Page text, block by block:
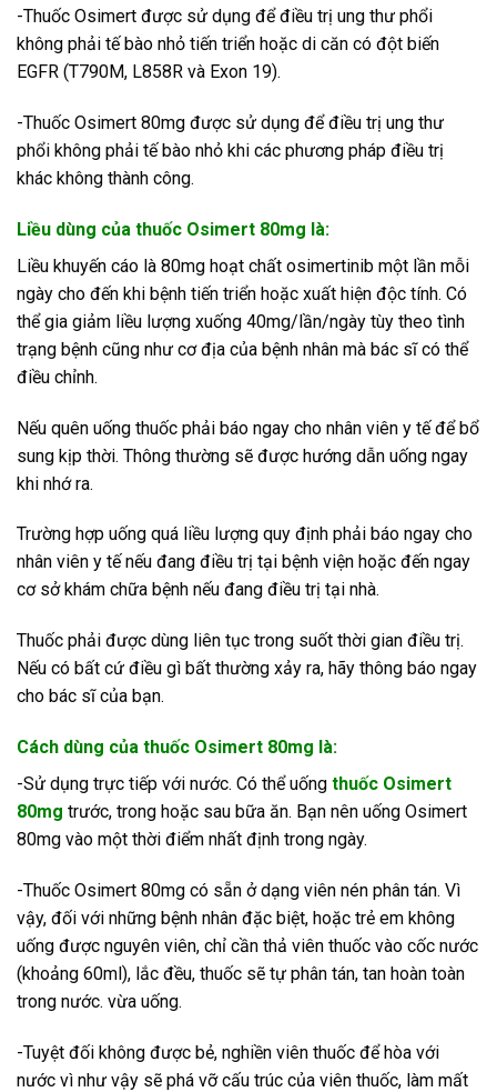
-Thuốc Osimert được sử dụng để điều trị ung thư phổi
không phải tế bào nhỏ tiến triển hoặc di căn có đột biến
EGFR (T790M, L858R và Exon 19).
-Thuốc Osimert 80mg được sử dụng để điều trị ung thư
phổi không phải tế bào nhỏ khi các phương pháp điều trị
khác không thành công.
Liều dùng của thuốc Osimert 80mg là:
Liều khuyến cáo là 80mg hoạt chất osimertinib một lần mỗi
ngày cho đến khi bệnh tiến triển hoặc xuất hiện độc tính. Có
thể gia giảm liều lượng xuống 40mg/lần/ngày tùy theo tình
trạng bệnh cũng như cơ địa của bệnh nhân mà bác sĩ có thể
điều chỉnh.
Nếu quên uống thuốc phải báo ngay cho nhân viên y tế để bổ
sung kịp thời. Thông thường sẽ được hướng dẫn uống ngay
khi nhớ ra.
Trường hợp uống quá liều lượng quy định phải báo ngay cho
nhân viên y tế nếu đang điều trị tại bệnh viện hoặc đến ngay
cơ sở khám chữa bệnh nếu đang điều trị tại nhà.
Thuốc phải được dùng liên tục trong suốt thời gian điều trị.
Nếu có bất cứ điều gì bất thường xảy ra, hãy thông báo ngay
cho bác sĩ của bạn.
Cách dùng của thuốc Osimert 80mg là:
-Sử dụng trực tiếp với nước. Có thể uống thuốc Osimert
80mg trước, trong hoặc sau bữa ăn. Bạn nên uống Osimert
80mg vào một thời điểm nhất định trong ngày.
-Thuốc Osimert 80mg có sẵn ở dạng viên nén phân tán. Vì
vậy, đối với những bệnh nhân đặc biệt, hoặc trẻ em không
uống được nguyên viên, chỉ cần thả viên thuốc vào cốc nước
(khoảng 60ml), lắc đều, thuốc sẽ tự phân tán, tan hoàn toàn
trong nước. vừa uống.
-Tuyệt đối không được bẻ, nghiền viên thuốc để hòa với
nước vì như vậy sẽ phá vỡ cấu trúc của viên thuốc, làm mất